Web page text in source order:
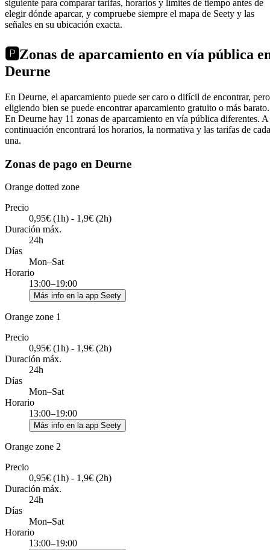
siguiente para comparar tarifas, horarios y límites de tiempo antes de
elegir dónde aparcar, y compruebe siempre el mapa de Seety y las
señales en su ubicación exacta.
🅿️Zonas de aparcamiento en vía pública
Deurne
En Deurne, el aparcamiento puede ser caro o difícil de encontrar, pero
eligiendo bien se puede encontrar aparcamiento gratuito o más barato.
En Deurne hay 11 zonas de aparcamiento en vía pública diferentes. A
continuación encontrará los horarios, la normativa y las tarifas de cada
una.
Zonas de pago en Deurne
Orange dotted zone
Precio
0,95€ (1h) - 1,9€ (2h)
Duración máx.
24h
Días
Mon–Sat
Horario
13:00–19:00
Más info en la app Seety
Orange zone 1
Precio
0,95€ (1h) - 1,9€ (2h)
Duración máx.
24h
Días
Mon–Sat
Horario
13:00–19:00
Más info en la app Seety
Orange zone 2
Precio
0,95€ (1h) - 1,9€ (2h)
Duración máx.
24h
Días
Mon–Sat
Horario
13:00–19:00